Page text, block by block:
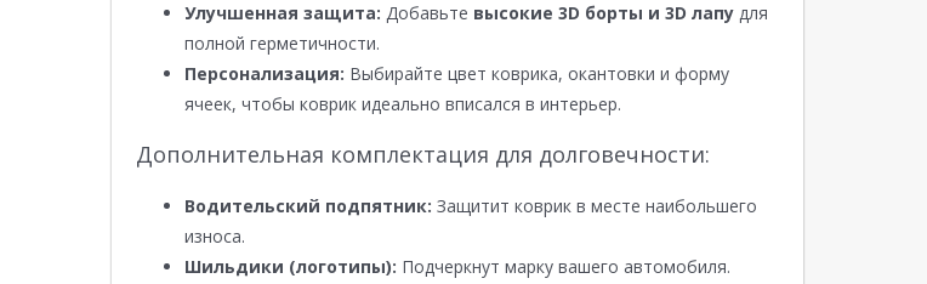
Улучшенная защита: Добавьте высокие 3D борты и 3D лапу для
полной герметичности.
Персонализация: Выбирайте цвет коврика, окантовки и форму
ячеек, чтобы коврик идеально вписался в интерьер.
Дополнительная комплектация для долговечности:
Водительский подпятник: Защитит коврик в месте наибольшего
износа.
Шильдики (логотипы): Подчеркнут марку вашего автомобиля.